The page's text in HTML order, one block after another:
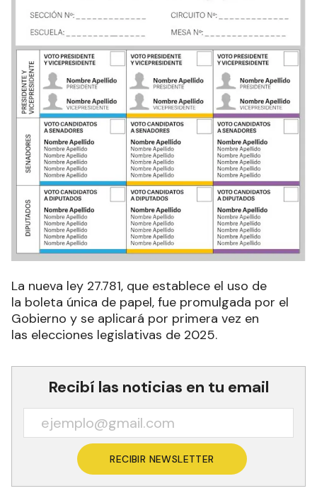
La nueva ley 27.781, que establece el uso de
la boleta única de papel, fue promulgada por el
Gobierno y se aplicará por primera vez en
las elecciones legislativas de 2025.
Recibí las noticias en tu email
RECIBIR NEWSLETTER